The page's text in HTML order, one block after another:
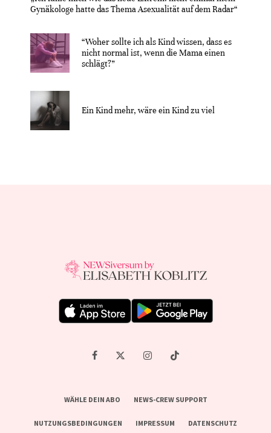
Gynäkologe hatte das Thema Asexualität auf dem Radar“
“Woher sollte ich als Kind wissen, dass es
nicht normal ist, wenn die Mama einen
schlägt?”
Ein Kind mehr, wäre ein Kind zu viel
WÄHLE DEIN ABO NEWS-CREW SUPPORT
NUTZUNGSBEDINGUNGEN IMPRESSUM DATENSCHUTZ